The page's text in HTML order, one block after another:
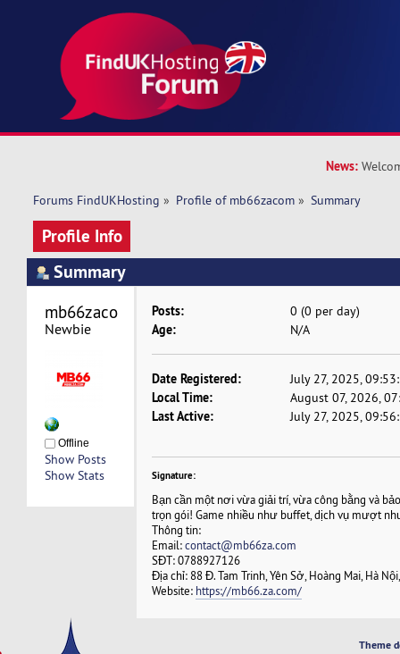
News:
Forums FindUKHosting » Profile of mb66zacom » Summary
Profile Info
Summary
Newbie
Offline
Show Posts
Show Stats
Posts: 0 (0 per day)
Age: N/A
Date Registered: July 27, 2025,
Local Time: August 07, 2026,
Last Active: July 27, 2025,
Signature:
Bạn cần một nơi vừa giải trí, vừa công bằng và
trọn gói! Game nhiều như buffet, dịch vụ mượt
Thông tin:
Email:contact@mb66za.com
SĐT: 0788927126
Địa chỉ: 88 Đ. Tam Trinh, Yên Sở, Hoàng Mai, Hà
Website: https://mb66.za.com/
Theme